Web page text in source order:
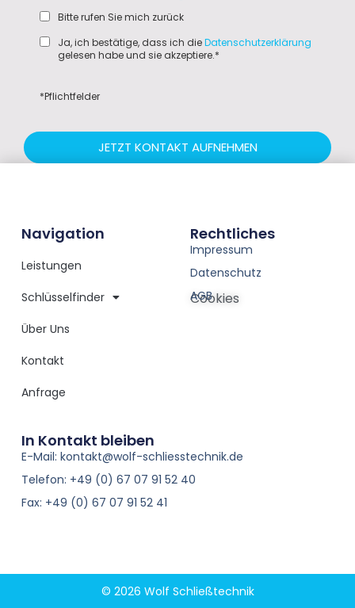
Bitte rufen Sie mich zurück
Ja, ich bestätige, dass ich dieDatenschutzerklärung
gelesen habe und sie akzeptiere.*
*Pflichtfelder
JETZT KONTAKT AUFNEHMEN
In Kontakt bleiben
E-Mail: kontakt@wolf-schliesstechnik.de
Telefon: +49 (0) 67 07 91 52 40
Fax: +49 (0) 67 07 91 52 41
Navigation
Leistungen
Schlüsselfinder
Über Uns
Kontakt
Anfrage
Rechtliches
Impressum
Datenschutz
AGB
Cookies
© 2026 Wolf Schließtechnik